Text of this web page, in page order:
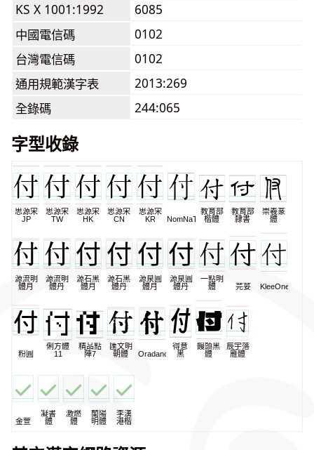
KS X 1001:1992
6085
中國電信碼
0102
台灣電信碼
0102
通用規範漢字表
2013:269
全錄碼
244:065
字型收錄
思源宋
JP
思源宋
TW
思源宋
HK
思源宋
CN
思源宋
KR
NomNaTong
教育部
楷體
教育部
隸書
崇羲篆
體
源流明
體月
源流明
體丹
源石黑
體月
源石黑
體丹
源泉圓
體月
源泉圓
體丹
一點明
體
芫荽 KleeOne
粉圓
俐方體
11
精品點
陣7
匯文明
朝體
Oradano
得意
黑
饅頭黑
體
辰宇落
雁體
金萱
凝書
體
激燃
體
蘭陽
明體
李漢
港楷